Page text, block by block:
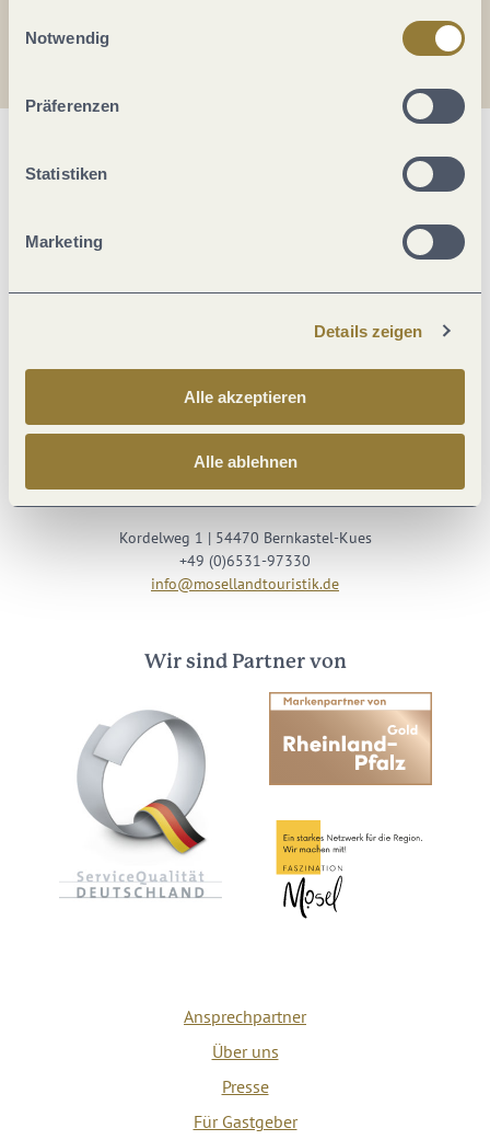
jederzeit widerrufen werden. Mit der Auswahl "Alle
ablehnen" kann es zu Beeinträchtigungen in der Nutzung
Notwendig
Präferenzen
Statistiken
Marketing
Details zeigen
Alle akzeptieren
Alle ablehnen
Besuche uns auf
Youtube
Kordelweg 1 | 54470 Bernkastel-Kues
+49 (0)6531-97330
info@mosellandtouristik.de
Wir sind Partner von
Ansprechpartner
Über uns
Presse
Für Gastgeber